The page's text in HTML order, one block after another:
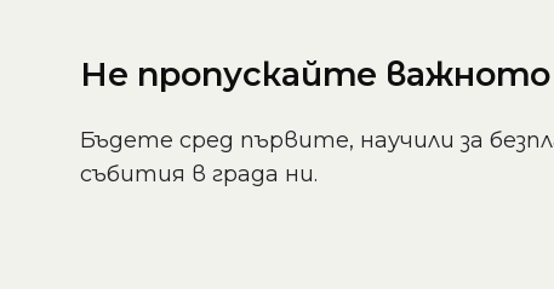
Не пропускайте важното
Бъдете сред първите, научили за
събития в града ни.